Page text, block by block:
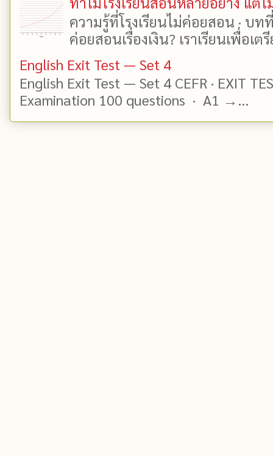
ความรู้ที่โรงเรียนไม่ค่อยสอน · บ
ค่อยสอนเรื่องเงิน? เราเรียนเพื่อเต
English Exit Test — Set 4
English Exit Test — Set 4 CEFR · EXIT
Examination 100 questions · A1 →...